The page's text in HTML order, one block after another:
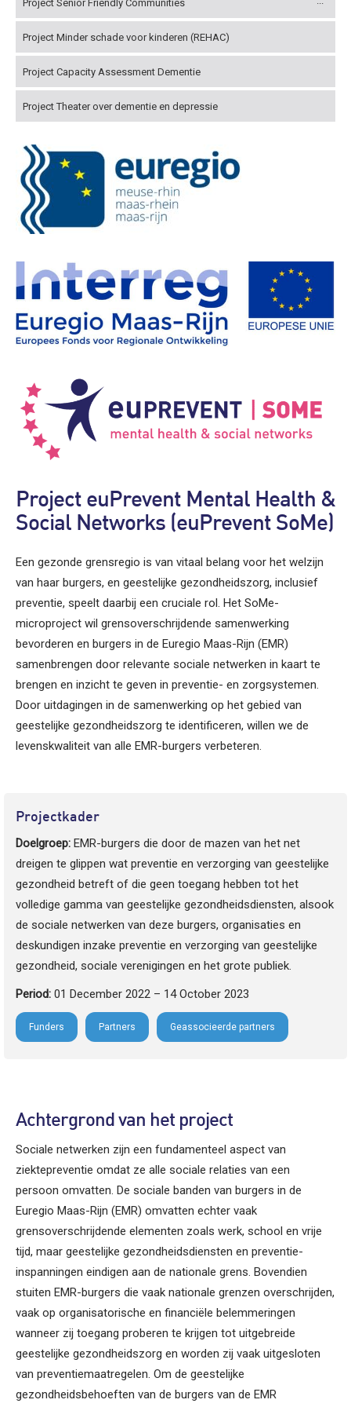
Project Senior Friendly Communities
Project Minder schade voor kinderen (REHAC)
Project Capacity Assessment Dementie
Project Theater over dementie en depressie
Project euPrevent Mental Health &
Social Networks (euPrevent SoMe)
Een gezonde grensregio is van vitaal belang voor het welzijn
van haar burgers, en geestelijke gezondheidszorg, inclusief
preventie, speelt daarbij een cruciale rol. Het SoMe-
microproject wil grensoverschrijdende samenwerking
bevorderen en burgers in de Euregio Maas-Rijn (EMR)
samenbrengen door relevante sociale netwerken in kaart te
brengen en inzicht te geven in preventie- en zorgsystemen.
Door uitdagingen in de samenwerking op het gebied van
geestelijke gezondheidszorg te identificeren, willen we de
levenskwaliteit van alle EMR-burgers verbeteren.
Projectkader
Doelgroep: EMR-burgers die door de mazen van het net
dreigen te glippen wat preventie en verzorging van geestelijke
gezondheid betreft of die geen toegang hebben tot het
volledige gamma van geestelijke gezondheidsdiensten, alsook
de sociale netwerken van deze burgers, organisaties en
deskundigen inzake preventie en verzorging van geestelijke
gezondheid, sociale verenigingen en het grote publiek.
Period: 01 December 2022 – 14 October 2023
Funders Partners Geassocieerde partners
Achtergrond van het project
Sociale netwerken zijn een fundamenteel aspect van
ziektepreventie omdat ze alle sociale relaties van een
persoon omvatten. De sociale banden van burgers in de
Euregio Maas-Rijn (EMR) omvatten echter vaak
grensoverschrijdende elementen zoals werk, school en vrije
tijd, maar geestelijke gezondheidsdiensten en preventie-
inspanningen eindigen aan de nationale grens. Bovendien
stuiten EMR-burgers die vaak nationale grenzen overschrijden,
vaak op organisatorische en financiële belemmeringen
wanneer zij toegang proberen te krijgen tot uitgebreide
geestelijke gezondheidszorg en worden zij vaak uitgesloten
van preventiemaatregelen. Om de geestelijke
gezondheidsbehoeften van de burgers van de EMR